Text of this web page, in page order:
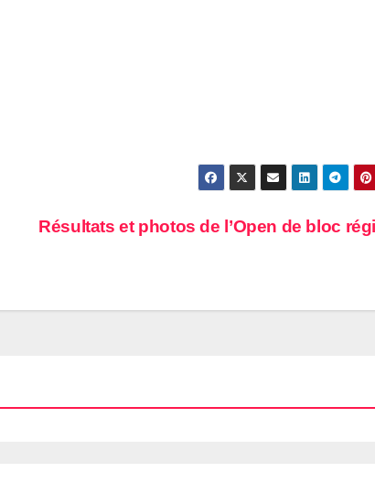
Résultats et photos de l’Open de bloc